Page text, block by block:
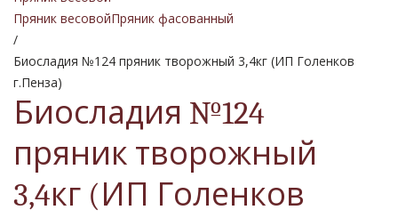
Пряник весовойПряник фасованный
/
Биосладия №124 пряник творожный 3,4кг (ИП Голенков
г.Пенза)
Биосладия №124
пряник творожный
3,4кг (ИП Голенков